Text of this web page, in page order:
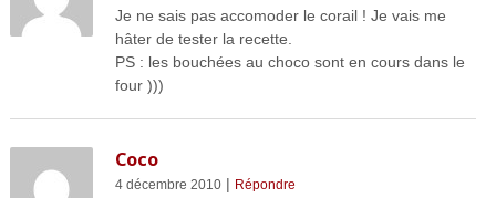
Je ne sais pas accomoder le corail ! Je vais me
hâter de tester la recette.
PS : les bouchées au choco sont en cours dans le
four )))
Coco
4 décembre 2010| Répondre